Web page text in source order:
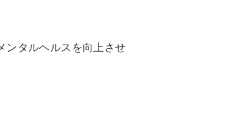
ンタルヘルスを向上させ